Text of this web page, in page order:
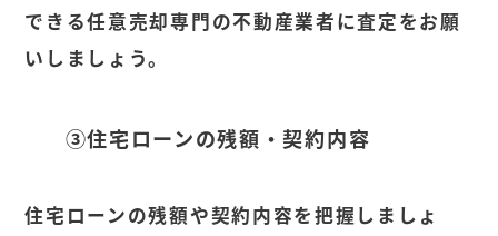
できる任意売却専門の不動産業者に査定をお願
いしましょう。
③住宅ローンの残額・契約内容
住宅ローンの残額や契約内容を把握しましょ